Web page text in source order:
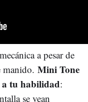
a pesar de
manido. Mini Tone
a tu habilidad:
se vean